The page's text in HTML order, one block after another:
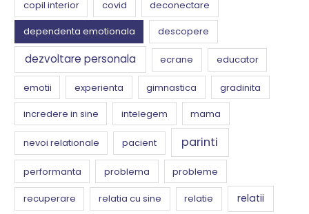
copil interior covid
deconectare
dependenta emotionala
descopere
dezvoltare personala ecrane educator
emotii experienta gimnastica
gradinita
incredere in sine
intelegem mama
nevoi relationale pacient parinti
performanta problema probleme
recuperare relatia cu sine relatie relatii